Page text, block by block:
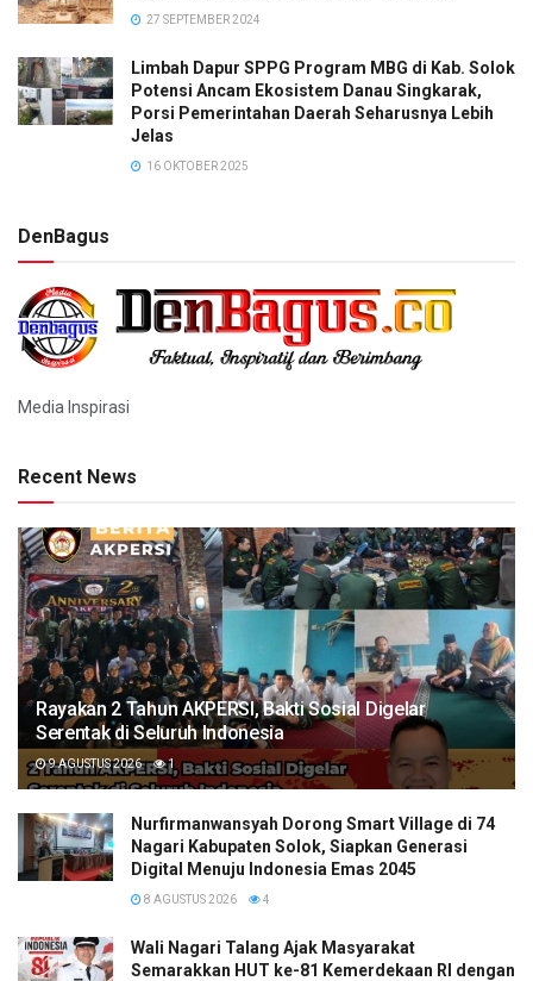
27 SEPTEMBER 2024
Limbah Dapur SPPG Program MBG di Kab. Solok
Potensi Ancam Ekosistem Danau Singkarak,
Porsi Pemerintahan Daerah Seharusnya Lebih
Jelas
16 OKTOBER 2025
DenBagus
Media Inspirasi
Recent News
Rayakan 2 Tahun AKPERSI, Bakti Sosial Digelar
Serentak di Seluruh Indonesia
9 AGUSTUS 2026 1
Nurfirmanwansyah Dorong Smart Village di 74
Nagari Kabupaten Solok, Siapkan Generasi
Digital Menuju Indonesia Emas 2045
8 AGUSTUS 2026 4
Wali Nagari Talang Ajak Masyarakat
Semarakkan HUT ke-81 Kemerdekaan RI dengan